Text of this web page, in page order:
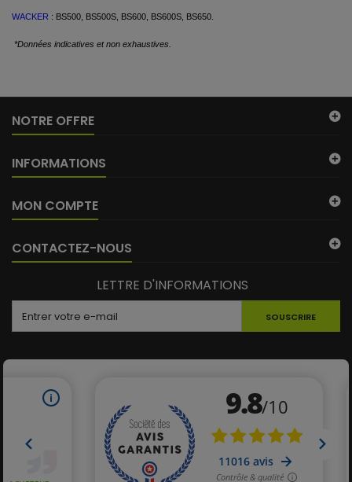
WACKER : BS500, BS500S, BS600, BS600S, BS650.
*Données indicatives et non exhaustives.
NOTRE OFFRE
INFORMATIONS
MON COMPTE
CONTACTEZ-NOUS
LETTRE D'INFORMATIONS
SOUSCRIRE